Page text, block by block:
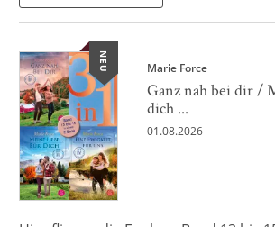
NEU Marie Force
Ganz nah bei dir /
dich ...
01.08.2026